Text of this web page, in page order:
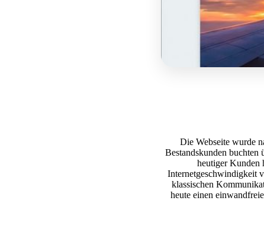
Die Webseite wurde
Bestandskunden
heutiger Kunden
Internetgeschwindigkeit
klassischen
heute einen